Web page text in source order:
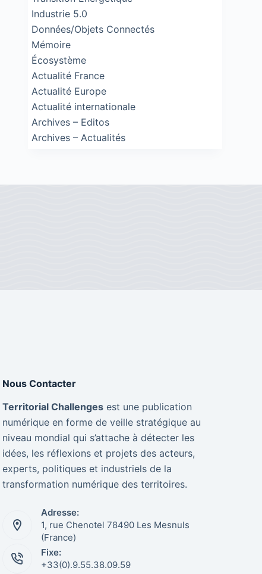
Industrie 5.0
Données/Objets Connectés
Mémoire
Écosystème
Actualité France
Actualité Europe
Actualité internationale
Archives – Editos
Archives – Actualités
Nous Contacter
Territorial Challengesest une publication
numérique en forme de veille stratégique au
niveau mondial qui s’attache à détecter les
idées, les réflexions et projets des acteurs,
experts, politiques et industriels de la
transformation numérique des territoires.
Adresse:
1, rue Chenotel 78490 Les Mesnuls
(France)
Fixe:
+33(0).9.55.38.09.59